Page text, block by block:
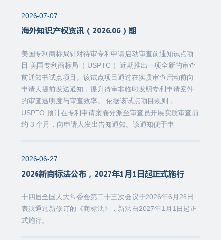
2026-07-07
海外知识产权资讯（2026.06）期
美国专利商标局针对待审专利申请启动审查前通知试点项
目 美国专利商标局（ USPTO ）近期推出一项全新的审查
前通知书试点项目。该试点项目通过在实质审查启动前向
申请人提前发送通知，提升待审非临时发明专利申请案件
的审查透明度与审查效率。 依据该试点项目规则，
USPTO 预计在专利申请案卷分派至审查员开展实质审查前
约 3 个月，向申请人发出告知通知。该通知便于申
2026-06-27
2026新商标法公布，2027年1月1日起正式施行
十四届全国人大常委会第二十三次会议于2026年6月26日
表决通过新修订的《商标法》，新法自2027年1月1日起正
式施行。